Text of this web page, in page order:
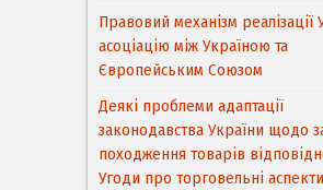
Правовий механізм реалізації
асоціацію між Україною та
Європейським Cоюзом
Деякі проблеми адаптації
законодавства України щодо
походження товарів
Угоди про торговельні